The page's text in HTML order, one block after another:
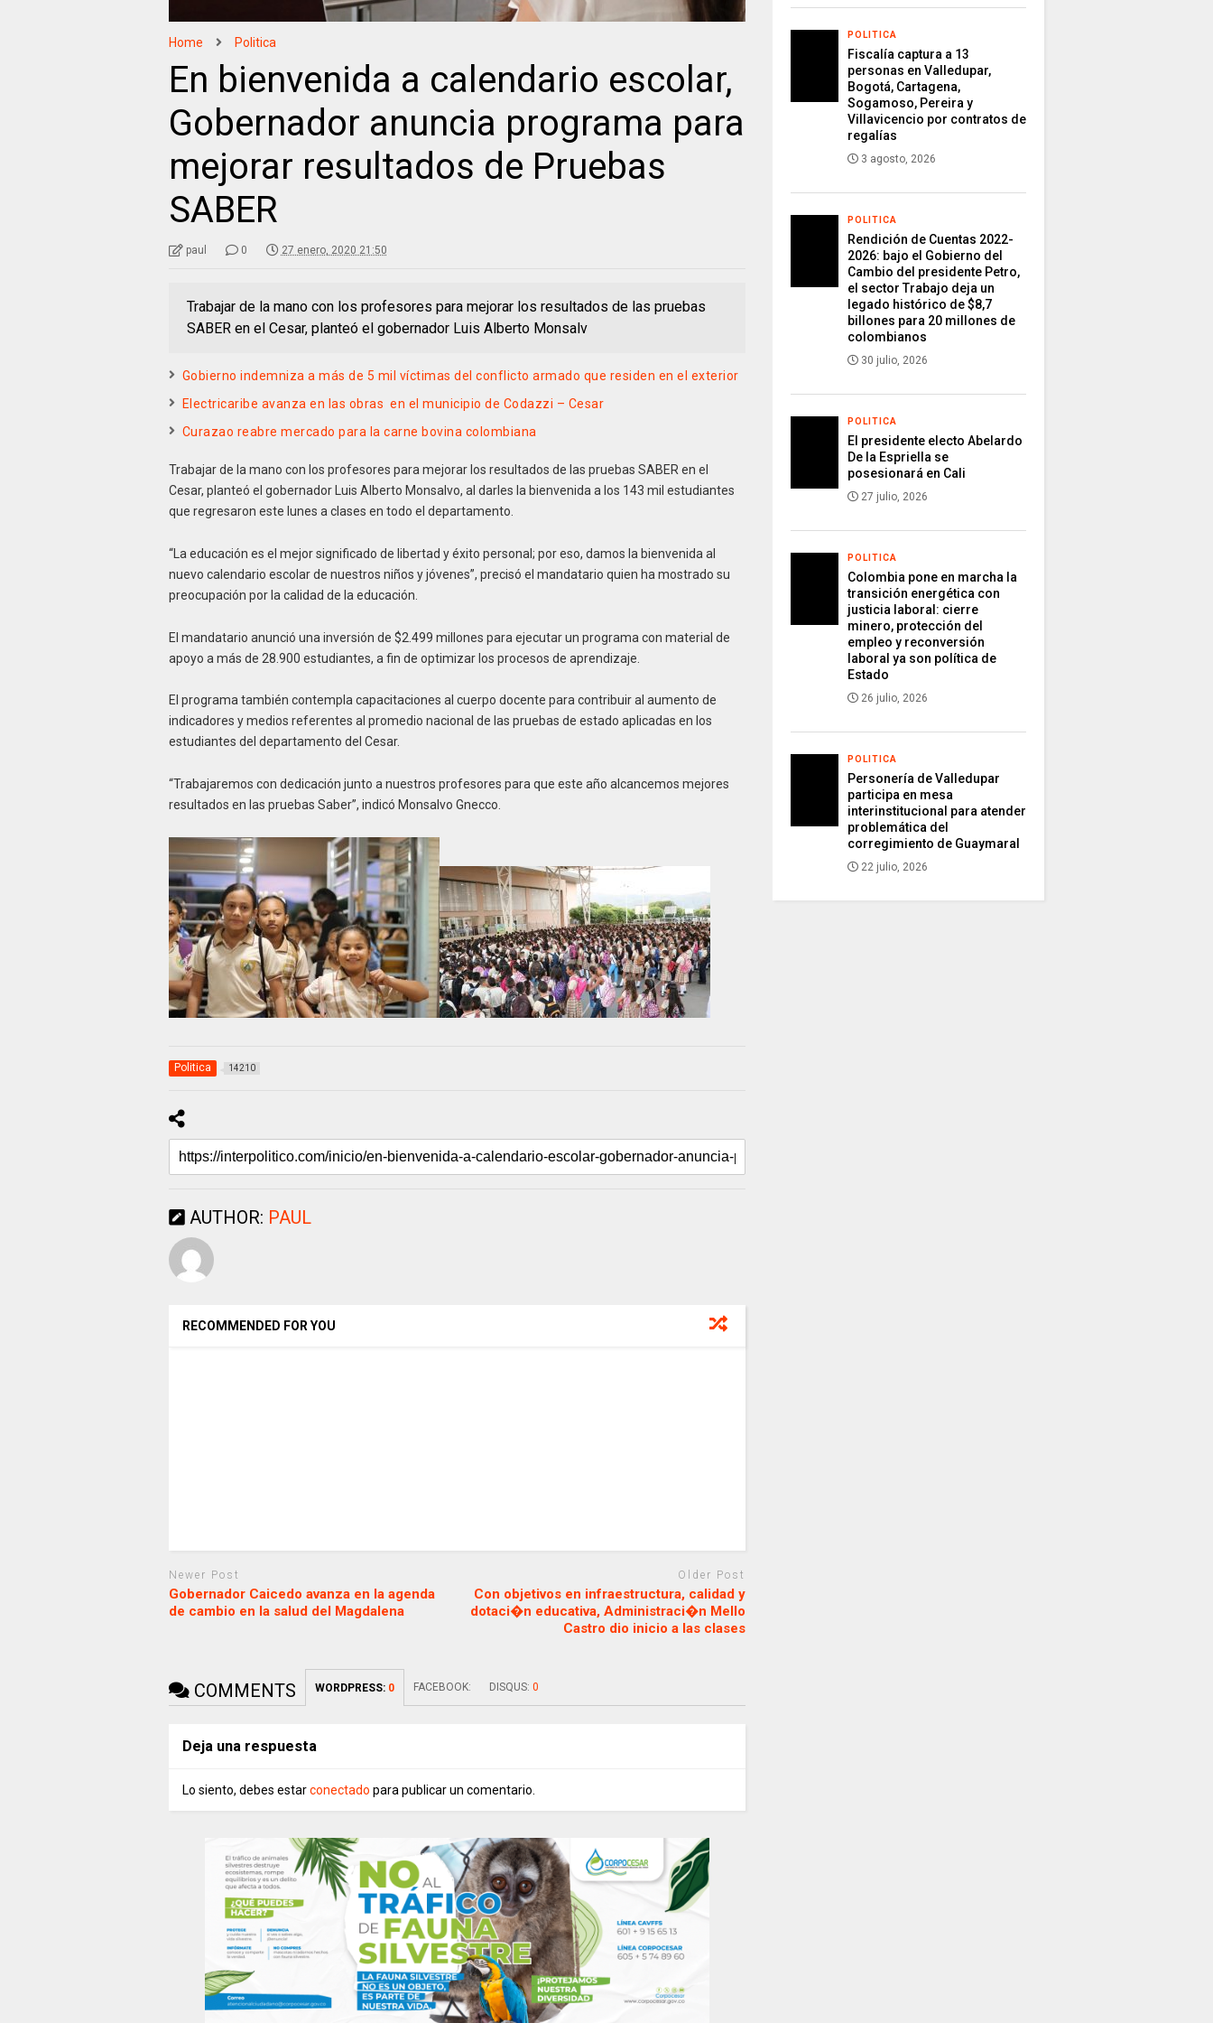
Home Politica
En bienvenida a calendario escolar,
Gobernador anuncia programa para
mejorar resultados de Pruebas
SABER
paul 0 27 enero, 2020 21:50
Trabajar de la mano con los profesores para mejorar los resultados de las pruebas
SABER en el Cesar, planteó el gobernador Luis Alberto Monsalv
Gobierno indemniza a más de 5 mil víctimas del conflicto armado que residen en el exterior
Electricaribe avanza en las obras en el municipio de Codazzi – Cesar
Curazao reabre mercado para la carne bovina colombiana
Trabajar de la mano con los profesores para mejorar los resultados de las pruebas SABER en el
Cesar, planteó el gobernador Luis Alberto Monsalvo, al darles la bienvenida a los 143 mil estudiantes
que regresaron este lunes a clases en todo el departamento.
“La educación es el mejor significado de libertad y éxito personal; por eso, damos la bienvenida al
nuevo calendario escolar de nuestros niños y jóvenes”, precisó el mandatario quien ha mostrado su
preocupación por la calidad de la educación.
El mandatario anunció una inversión de $2.499 millones para ejecutar un programa con material de
apoyo a más de 28.900 estudiantes, a fin de optimizar los procesos de aprendizaje.
El programa también contempla capacitaciones al cuerpo docente para contribuir al aumento de
indicadores y medios referentes al promedio nacional de las pruebas de estado aplicadas en los
estudiantes del departamento del Cesar.
“Trabajaremos con dedicación junto a nuestros profesores para que este año alcancemos mejores
resultados en las pruebas Saber”, indicó Monsalvo Gnecco.
Politica 14210
AUTHOR: PAUL
RECOMMENDED FOR YOU
Newer Post
Gobernador Caicedo avanza en la agenda
de cambio en la salud del Magdalena
Older Post
Con objetivos en infraestructura, calidad y
dotaci�n educativa, Administraci�n Mello
Castro dio inicio a las clases
COMMENTS WORDPRESS: 0 FACEBOOK: DISQUS: 0
Deja una respuesta
Lo siento, debes estarconectado para publicar un comentario.
POLITICA
Fiscalía captura a 13
personas en Valledupar,
Bogotá, Cartagena,
Sogamoso, Pereira y
Villavicencio por contratos de
regalías
3 agosto, 2026
POLITICA
Rendición de Cuentas 2022-
2026: bajo el Gobierno del
Cambio del presidente Petro,
el sector Trabajo deja un
legado histórico de $8,7
billones para 20 millones de
colombianos
30 julio, 2026
POLITICA
El presidente electo Abelardo
De la Espriella se
posesionará en Cali
27 julio, 2026
POLITICA
Colombia pone en marcha la
transición energética con
justicia laboral: cierre
minero, protección del
empleo y reconversión
laboral ya son política de
Estado
26 julio, 2026
POLITICA
Personería de Valledupar
participa en mesa
interinstitucional para atender
problemática del
corregimiento de Guaymaral
22 julio, 2026